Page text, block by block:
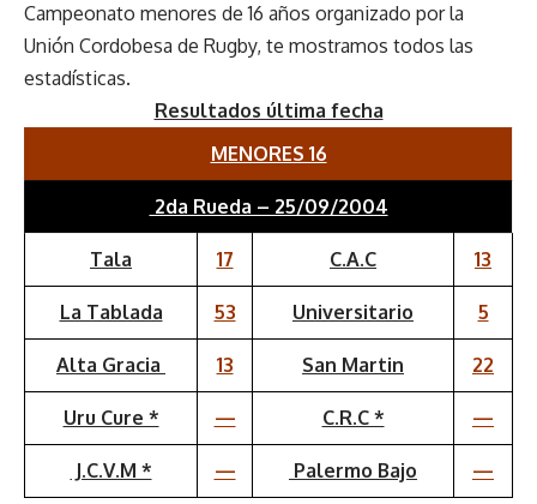
Campeonato menores de 16 años organizado por la
Unión Cordobesa de Rugby, te mostramos todos las
estadísticas.
Resultados última fecha
MENORES 16
2da Rueda – 25/09/2004
Tala 17 C.A.C 13
La Tablada 53 Universitario 5
Alta Gracia 13 San Martin 22
Uru Cure * — C.R.C * —
J.C.V.M * — Palermo Bajo —